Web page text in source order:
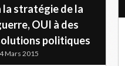
la stratégie de la
OUI à des
politiques
Mars 2015